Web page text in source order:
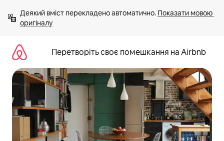
вмісту
Деякий вміст перекладено автоматично. Показати мовою
оригіналу
Перетворіть своє помешкання на Airbnb